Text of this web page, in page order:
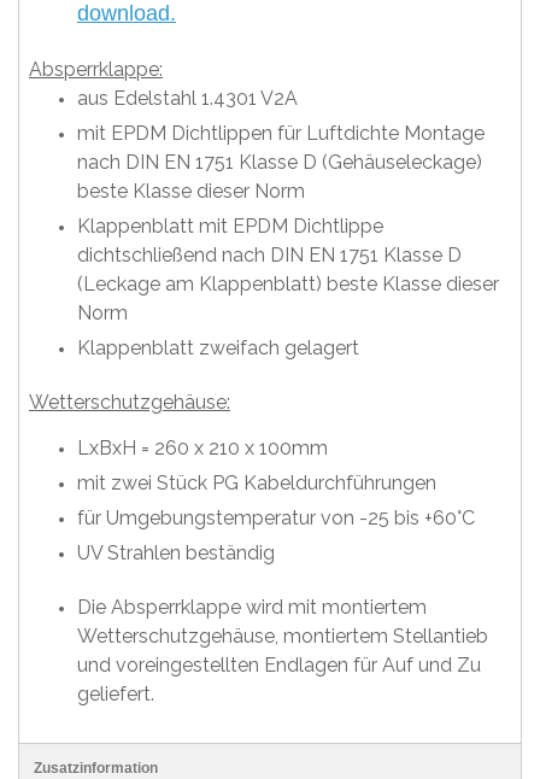
download.
Absperrklappe:
aus Edelstahl 1.4301 V2A
mit EPDM Dichtlippen für Luftdichte Montage
nach DIN EN 1751 Klasse D (Gehäuseleckage)
beste Klasse dieser Norm
Klappenblatt mit EPDM Dichtlippe
dichtschließend nach DIN EN 1751 Klasse D
(Leckage am Klappenblatt) beste Klasse dieser
Norm
Klappenblatt zweifach gelagert
Wetterschutzgehäuse:
LxBxH = 260 x 210 x 100mm
mit zwei Stück PG Kabeldurchführungen
für Umgebungstemperatur von -25 bis +60°C
UV Strahlen beständig
Die Absperrklappe wird mit montiertem
Wetterschutzgehäuse, montiertem Stellantieb
und voreingestellten Endlagen für Auf und Zu
geliefert.
Zusatzinformation